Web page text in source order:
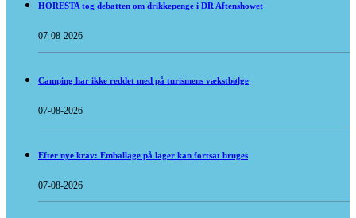
HORESTA tog debatten om drikkepenge i DR Aftenshowet
07-08-2026
Camping har ikke reddet med på turismens vækstbølge
07-08-2026
Efter nye krav: Emballage på lager kan fortsat bruges
07-08-2026